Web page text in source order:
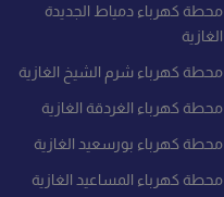
محطة كهرباء دمياط الجديدة
الغازية
محطة كهرباء شرم الشيخ الغازية
محطة كهرباء الغردقة الغازية
محطة كهرباء بورسعيد الغازية
محطة كهرباء المساعيد الغازية